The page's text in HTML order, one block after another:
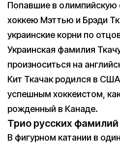
Попавшие в
хоккею Мэттью и Брэди
украинские корни по
Украинская фамилия
произноситься на
Кит Ткачак родился в
успешным хоккеистом,
рожденный в Канаде.
Трио русских фамилий
В фигурном катании в